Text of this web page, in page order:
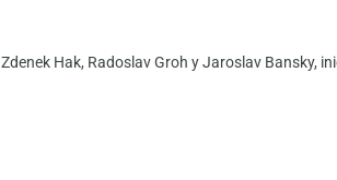
Hak, Radoslav Groh y Jaroslav Bansky,